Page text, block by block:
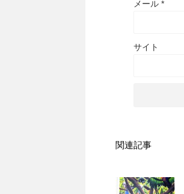
メール *
サイト
関連記事